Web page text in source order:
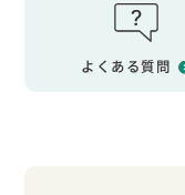
よくある質問